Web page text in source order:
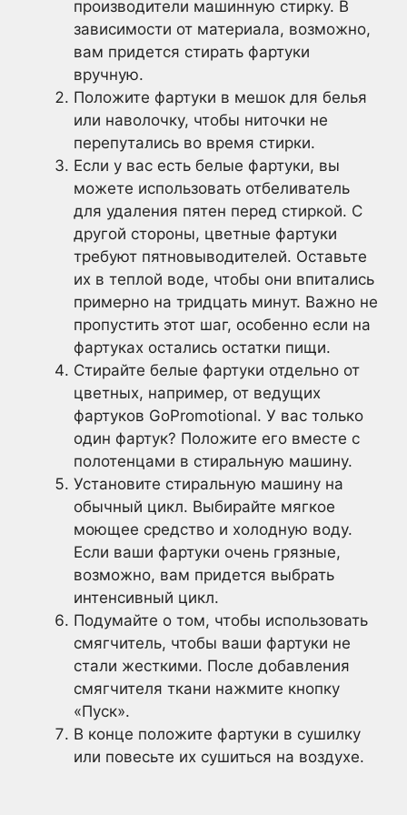
производители машинную стирку. В
зависимости от материала, возможно,
вам придется стирать фартуки
вручную.
Положите фартуки в мешок для белья
или наволочку, чтобы ниточки не
перепутались во время стирки.
Если у вас есть белые фартуки, вы
можете использовать отбеливатель
для удаления пятен перед стиркой. С
другой стороны, цветные фартуки
требуют пятновыводителей. Оставьте
их в теплой воде, чтобы они впитались
примерно на тридцать минут. Важно не
пропустить этот шаг, особенно если на
фартуках остались остатки пищи.
Стирайте белые фартуки отдельно от
цветных, например, от ведущих
фартуков GoPromotional. У вас только
один фартук? Положите его вместе с
полотенцами в стиральную машину.
Установите стиральную машину на
обычный цикл. Выбирайте мягкое
моющее средство и холодную воду.
Если ваши фартуки очень грязные,
возможно, вам придется выбрать
интенсивный цикл.
Подумайте о том, чтобы использовать
смягчитель, чтобы ваши фартуки не
стали жесткими. После добавления
смягчителя ткани нажмите кнопку
«Пуск».
В конце положите фартуки в сушилку
или повесьте их сушиться на воздухе.